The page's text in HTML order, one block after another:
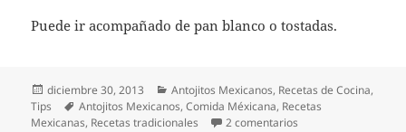
Puede ir acompañado de pan blanco o tostadas.
Publicado
el
diciembre 30, 2013 Categorías
Antojitos Mexicanos, Recetas de Cocina,
Tips
Etiquetas
Antojitos Mexicanos,Comida Méxicana, Recetas
Mexicanas, Recetas tradicionales 2 comentarios